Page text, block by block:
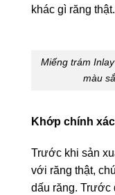
khác gì răng thật.
Miếng trám
màu
Khớp chính xác
Trước khi sản
với răng thật,
dấu răng. Trước